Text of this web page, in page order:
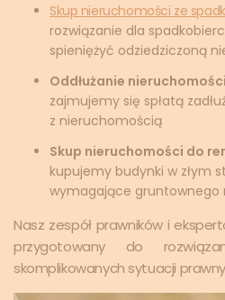
Skup nieruchomości ze
rozwiązanie dla
spieniężyć odziedziczoną
Oddłużanie
zajmujemy się spłatą
z nieruchomością
Skup nieruchomości do
kupujemy budynki w złym
wymagające gruntownego
Nasz zespół prawników i
przygotowany do
skomplikowanych sytuacji